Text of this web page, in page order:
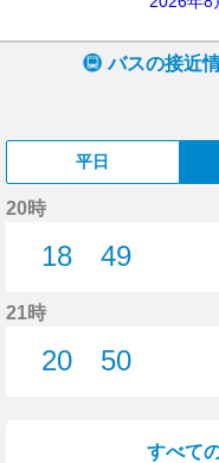
バスの接近
平日
20時
18
49
21時
20
50
すべて